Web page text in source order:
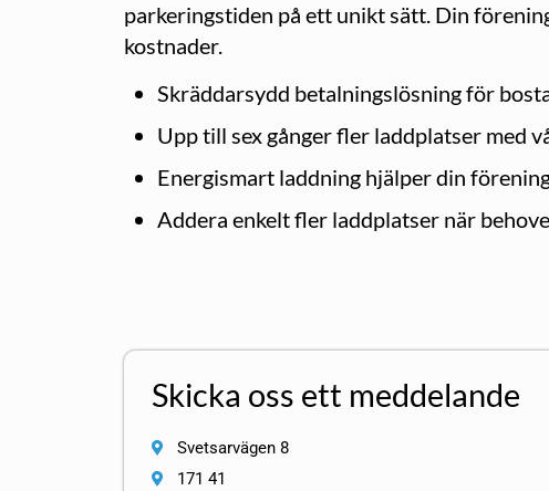
parkeringstiden på ett unikt sätt. Din
kostnader.
Skräddarsydd betalningslösning för
Upp till sex gånger fler laddplatser med
Energismart laddning hjälper din
Addera enkelt fler laddplatser när
Skicka oss ett meddelande
Svetsarvägen 8
171 41